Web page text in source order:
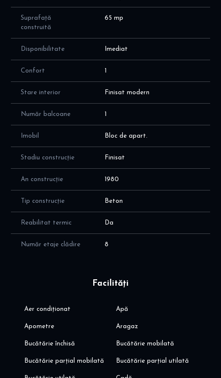
Suprafață
construită
65 mp
Disponibilitate Imediat
Confort 1
Stare interior Finisat modern
Număr balcoane 1
Imobil Bloc de apart.
Stadiu construcție Finisat
An construcție 1980
Tip construcție Beton
Reabilitat termic Da
Număr etaje clădire 8
Facilități
Aer condiționat Apă
Apometre Aragaz
Bucătărie închisă Bucătărie mobilată
Bucătărie parțial mobilată Bucătărie parțial utilată